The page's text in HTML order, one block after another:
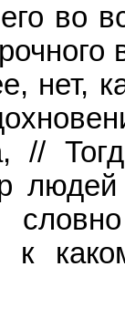
во
нет,
//
людей
к